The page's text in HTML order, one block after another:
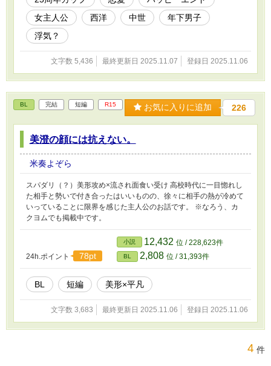
女主人公
西洋 中世
年下男子
浮気？
文字数 5,436 最終更新日 2025.11.07 登録日 2025.11.06
BL 完結 短編 R15 お気に入りに追加 226
美澄の顔には抗えない。
米奏よぞら
スパダリ（？）美形攻め×流され面食い受け 高校時代に一目惚れし
た相手と勢いで付き合ったはいいものの、徐々に相手の熱が冷めて
いっていることに限界を感じた主人公のお話です。 ※なろう、カ
クヨムでも掲載中です。
24h.ポイント 78pt
小説 12,432 位 / 228,623件
BL 2,808 位 / 31,393件
BL 短編 美形×平凡
文字数 3,683 最終更新日 2025.11.06 登録日 2025.11.06
4 件